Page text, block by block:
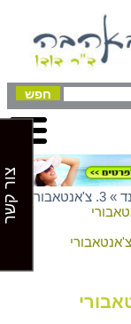
»
3. צ'אנטאבורי
צ'אנטאבורי
צור קשר